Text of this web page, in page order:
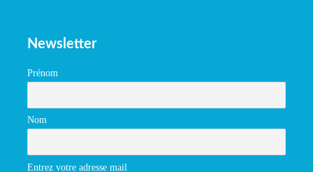
Newsletter
Prénom
Nom
Entrez votre adresse mail